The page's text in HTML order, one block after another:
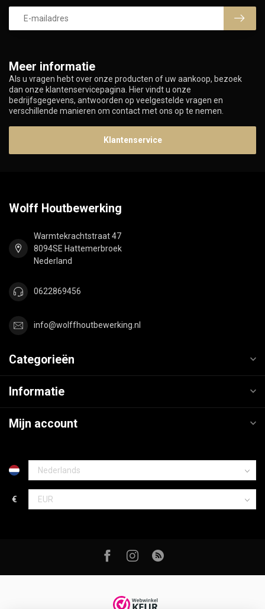
Meer informatie
Als u vragen hebt over onze producten of uw aankoop, bezoek
dan onze klantenservicepagina. Hier vindt u onze
bedrijfsgegevens, antwoorden op veelgestelde vragen en
verschillende manieren om contact met ons op te nemen.
Klantenservice
Wolff Houtbewerking
Warmtekrachtstraat 47
8094SE Hattemerbroek
Nederland
0622869456
info@wolffhoutbewerking.nl
Categorieën
Informatie
Mijn account
€